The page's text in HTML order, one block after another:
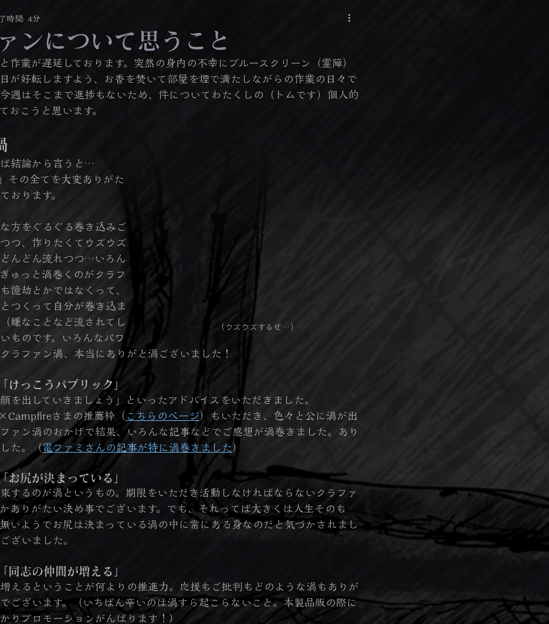
ンについて思うこと
時間: 4分
作業が遅延しております。突然の身内の不幸にブルースクリーン（霊障）
が好転しますよう、お香を焚いて部屋を煙で満たしながらの作業の日々で
週はそこまで進捗もないため、件についてわたくしの（トムです）個人的
おこうと思います。
（ウズウズするぜ…）
結論から言うと…
その全てを大変ありがた
おります。
方をぐるぐる巻き込みご
つ、作りたくてウズウズ
んどん流れつつ…いろん
ゅっと渦巻くのがクラフ
億劫とかではなくって、
つくって自分が巻き込ま
嫌なことなど流されてし
ものです。いろんなパワ
ラファン渦、本当にありがと渦ございました！
けっこうパブリック」
を出していきましょう」といったアドバイスをいただきました。
さまの推薦枠（ こちらのページ）もいただき、色々と公に渦が出
ァン渦のおかげで結果、いろんな記事などでご感想が渦巻きました。あり
た。（電ファミさんの記事が特に渦巻きました ）
お尻が決まっている」
するのが渦というもの。期限をいただき活動しなければならないクラファ
ありがたい決め事でございます。でも、それってば大きくは人生そのも
いようでお尻は決まっている渦の中に常にある身なのだと気づかされまし
ざいました。
同志の仲間が増える」
えるということが何よりの推進力。応援もご批判もどのような渦もありが
ございます。（いちばん辛いのは渦すら起こらないこと。本製品版の際に
りプロモーションがんばります！）